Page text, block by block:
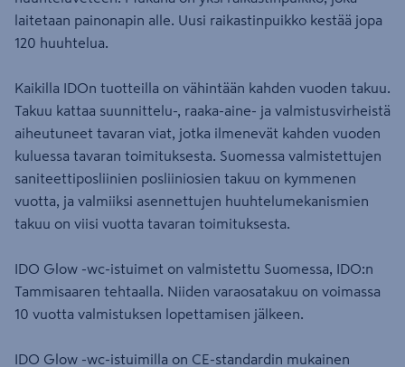
laitetaan painonapin alle. Uusi raikastinpuikko kestää jopa
120 huuhtelua.
Kaikilla IDOn tuotteilla on vähintään kahden vuoden takuu.
Takuu kattaa suunnittelu-, raaka-aine- ja valmistusvirheistä
aiheutuneet tavaran viat, jotka ilmenevät kahden vuoden
kuluessa tavaran toimituksesta. Suomessa valmistettujen
saniteettiposliinien posliiniosien takuu on kymmenen
vuotta, ja valmiiksi asennettujen huuhtelumekanismien
takuu on viisi vuotta tavaran toimituksesta.
IDO Glow -wc-istuimet on valmistettu Suomessa, IDO:n
Tammisaaren tehtaalla. Niiden varaosatakuu on voimassa
10 vuotta valmistuksen lopettamisen jälkeen.
IDO Glow -wc-istuimilla on CE-standardin mukainen